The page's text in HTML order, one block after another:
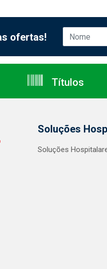
ofertas!
Títulos
Soluções
Soluções